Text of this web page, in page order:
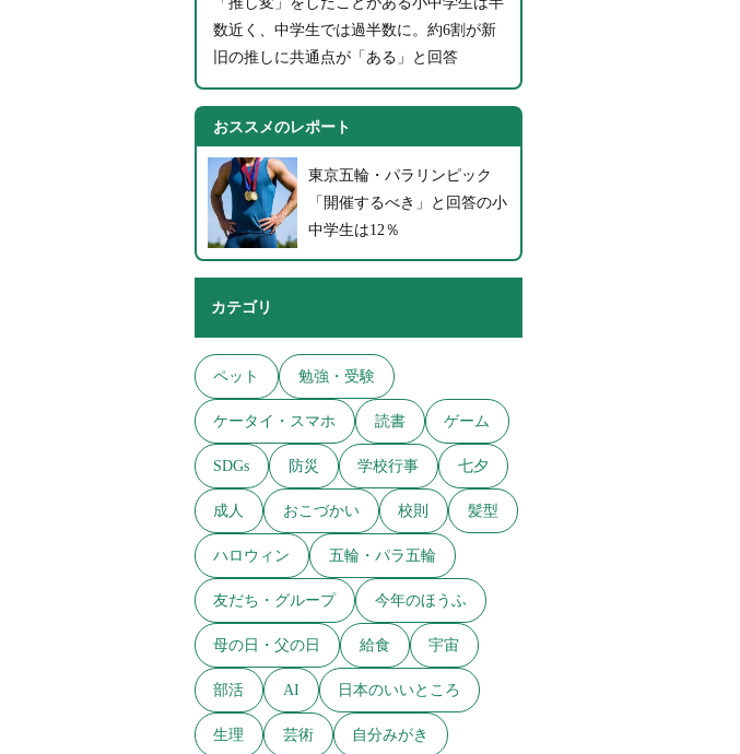
数近く、中学生では過半数に。約6割が新
旧の推しに共通点が「ある」と回答
おススメのレポート
東京五輪・パラリンピック
「開催するべき」と回答の小
中学生は12％
カテゴリ
ペット 勉強・受験
ケータイ・スマホ 読書 ゲーム
SDGs 防災 学校行事 七夕
成人 おこづかい 校則 髪型
ハロウィン 五輪・パラ五輪
友だち・グループ 今年のほうふ
母の日・父の日 給食 宇宙
部活 AI 日本のいいところ
生理 芸術 自分みがき